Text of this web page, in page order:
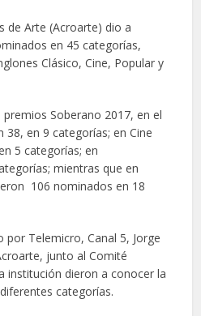
de Arte (Acroarte) dio a
en 45 categorías,
Clásico, Cine, Popular y
Soberano 2017, en el
en 9 categorías; en Cine
5 categorías; en
mientras que en
106 nominados en 18
por Telemicro, Canal 5, Jorge
junto al Comité
institución dieron a conocer la
categorías.